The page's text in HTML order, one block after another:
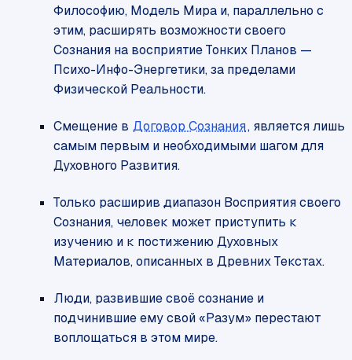
Философию, Модель Мира и, параллельно с
этим, расширять возможности своего
Сознания на восприятие Тонких Планов —
Психо-Инфо-Энергетики, за пределами
Физической Реальности.
Смещение в Договор Сознания, является лишь
самым первым и необходимыми шагом для
Духовного Развития.
Только расширив диапазон Восприятия своего
Сознания, человек может приступить к
изучению и к постижению Духовных
Материалов, описанных в Древних Текстах.
Люди, развившие своё сознание и
подчинившие ему свой «Разум» перестают
воплощаться в этом мире.